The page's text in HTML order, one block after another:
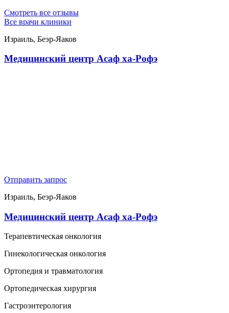
Смотреть все отзывы
Все врачи клиники
Израиль, Беэр-Яаков
Медицинский центр Асаф ха-Рофэ
Отправить запрос
Израиль, Беэр-Яаков
Медицинский центр Асаф ха-Рофэ
Терапевтическая онкология
Гинекологическая онкология
Ортопедия и травматология
Ортопедическая хирургия
Гастроэнтерология